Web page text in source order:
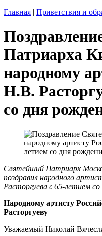
Главная | Приветствия и
Патриарха
народному
Н.В.
со дня
Святейший Патриарх
поздравил народного
Расторгуева с 65-летием
Народному артисту
Расторгуеву
Уважаемый Николай